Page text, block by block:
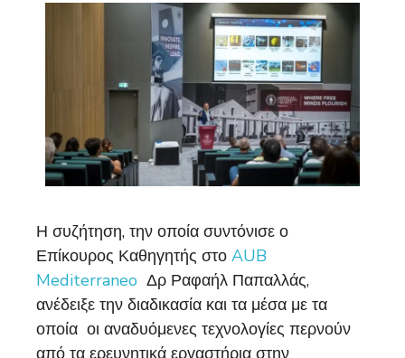
Η συζήτηση, την οποία συντόνισε ο
Επίκουρος Καθηγητής στο AUB
Mediterraneo Δρ Ραφαήλ Παπαλλάς,
ανέδειξε την διαδικασία και τα μέσα με τα
οποία οι αναδυόμενες τεχνολογίες περνούν
από τα ερευνητικά εργαστήρια στην